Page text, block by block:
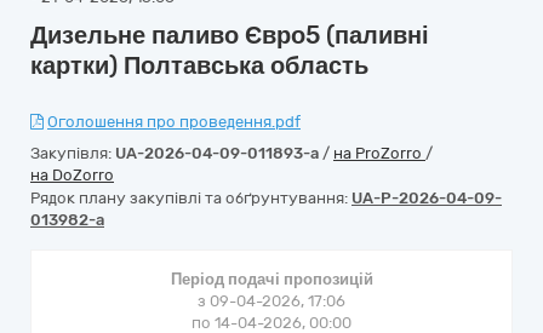
Дизельне паливо Євро5 (паливні
картки) Полтавська область
Оголошення про проведення.pdf
Закупівля: UA-2026-04-09-011893-a / на ProZorro /
на DoZorro
Рядок плану закупівлі та обґрунтування: UA-P-2026-04-09-
013982-a
Період подачі пропозицій
з 09-04-2026, 17:06
по 14-04-2026, 00:00